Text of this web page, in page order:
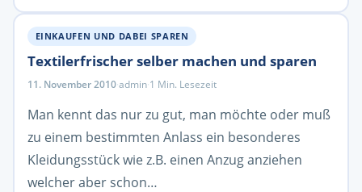
EINKAUFEN UND DABEI SPAREN
Textilerfrischer selber machen und sparen
11. November 2010·admin·1 Min. Lesezeit
Man kennt das nur zu gut, man möchte oder muß
zu einem bestimmten Anlass ein besonderes
Kleidungsstück wie z.B. einen Anzug anziehen
welcher aber schon…